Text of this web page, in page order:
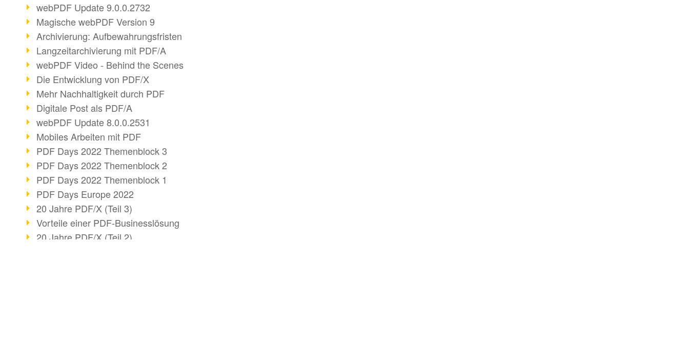
webPDF Update 9.0.0.2732
Magische webPDF Version 9
Archivierung: Aufbewahrungsfristen
Langzeitarchivierung mit PDF/A
webPDF Video - Behind the Scenes
Die Entwicklung von PDF/X
Mehr Nachhaltigkeit durch PDF
Digitale Post als PDF/A
webPDF Update 8.0.0.2531
Mobiles Arbeiten mit PDF
PDF Days 2022 Themenblock 3
PDF Days 2022 Themenblock 2
PDF Days 2022 Themenblock 1
PDF Days Europe 2022
20 Jahre PDF/X (Teil 3)
Vorteile einer PDF-Businesslösung
20 Jahre PDF/X (Teil 2)